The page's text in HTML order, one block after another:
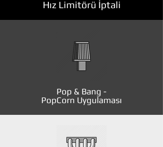
Hız Limitörü İptali
Pop & Bang -
PopCorn Uygulaması